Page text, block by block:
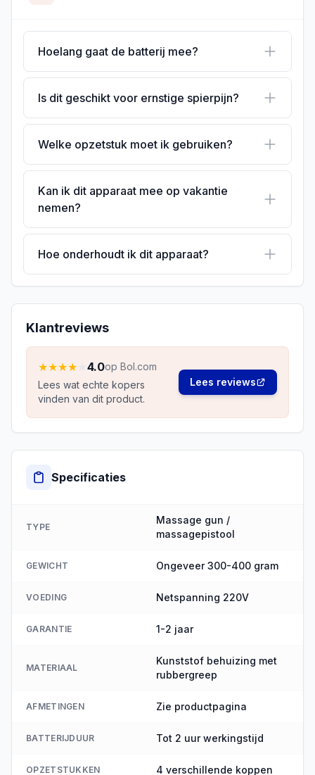
Hoelang gaat de batterij mee?
Is dit geschikt voor ernstige spierpijn?
Welke opzetstuk moet ik gebruiken?
Kan ik dit apparaat mee op vakantie
nemen?
Hoe onderhoudt ik dit apparaat?
Klantreviews
★★★★ 4.0op Bol.com
Lees wat echte kopers
vinden van dit product.
Lees reviews
Specificaties
TYPE
Massage gun /
massagepistool
GEWICHT Ongeveer 300-400 gram
VOEDING Netspanning 220V
GARANTIE 1-2 jaar
MATERIAAL
Kunststof behuizing met
rubbergreep
AFMETINGEN Zie productpagina
BATTERIJDUUR Tot 2 uur werkingstijd
OPZETSTUKKEN 4 verschillende koppen